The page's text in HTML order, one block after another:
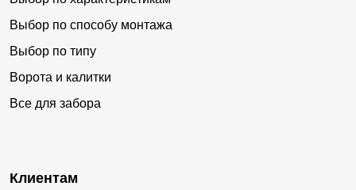
Выбор по способу монтажа
Выбор по типу
Ворота и калитки
Все для забора
Клиентам